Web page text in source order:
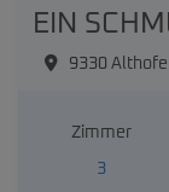
EIN
9330
Zimmer
3